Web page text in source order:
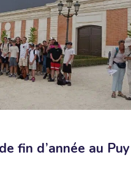
fin d’année au Puy